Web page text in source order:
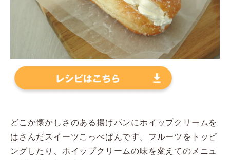
どこか懐かしさのある揚げパンにホイップクリームを
はさんだスイーツこっぺぱんです。フルーツをトッピ
ングしたり、ホイップクリームの味を変えてのメニュ